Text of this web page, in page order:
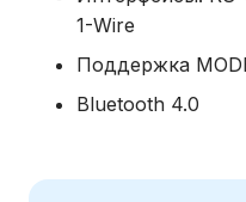
1-Wire
Поддержка
Bluetooth 4.0